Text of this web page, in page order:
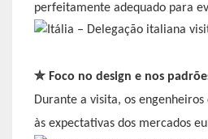
perfeitamente adequado para
✮ Foco no design e nos
Durante a visita, os
às expectativas dos mercados